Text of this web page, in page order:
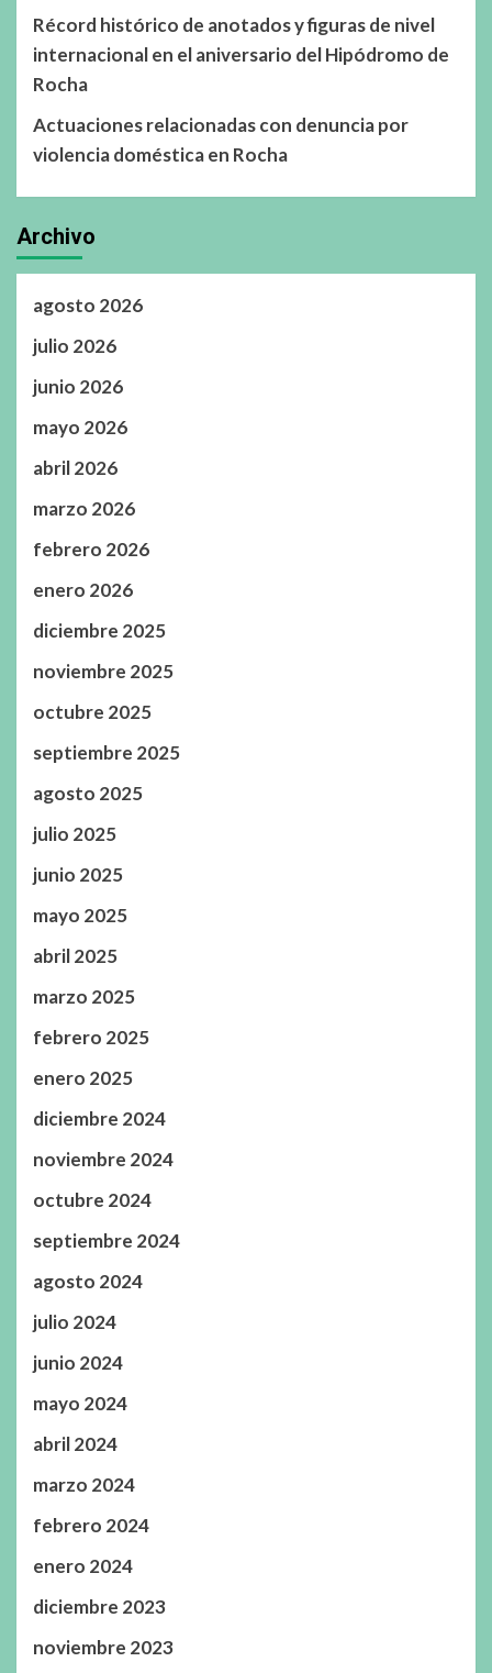
Récord histórico de anotados y figuras de nivel
internacional en el aniversario del Hipódromo de
Rocha
Actuaciones relacionadas con denuncia por
violencia doméstica en Rocha
Archivo
agosto 2026
julio 2026
junio 2026
mayo 2026
abril 2026
marzo 2026
febrero 2026
enero 2026
diciembre 2025
noviembre 2025
octubre 2025
septiembre 2025
agosto 2025
julio 2025
junio 2025
mayo 2025
abril 2025
marzo 2025
febrero 2025
enero 2025
diciembre 2024
noviembre 2024
octubre 2024
septiembre 2024
agosto 2024
julio 2024
junio 2024
mayo 2024
abril 2024
marzo 2024
febrero 2024
enero 2024
diciembre 2023
noviembre 2023